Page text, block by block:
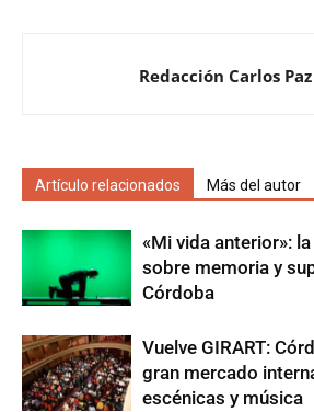
Redacción Carlos
Artículo relacionados Más del autor
«Mi vida anterior»:
sobre memoria y
Córdoba
Vuelve GIRART:
gran mercado
escénicas y música